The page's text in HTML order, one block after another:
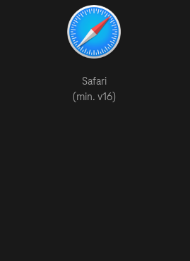
Safari
(min. v16)